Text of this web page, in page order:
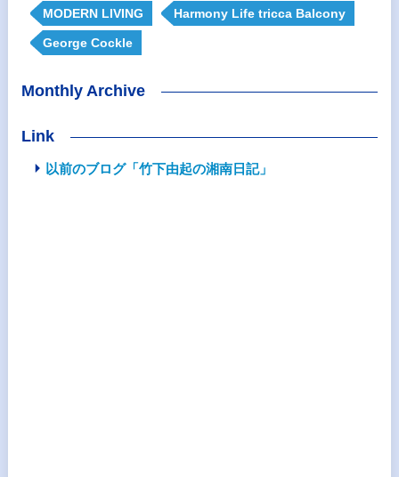
MODERN LIVING Harmony Life tricca Balcony
George Cockle
Monthly Archive
Link
以前のブログ「竹下由起の湘南日記」